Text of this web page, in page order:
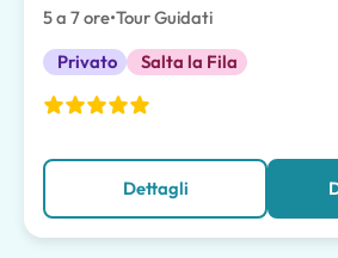
5 a 7 ore•Tour Guidati
Privato
Salta la Fila
Dettagli